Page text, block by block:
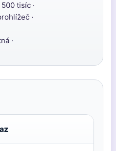
500 tisíc ·
·
·